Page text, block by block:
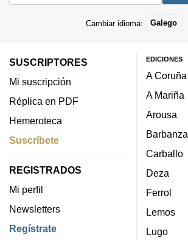
Cambiar idioma: Galego
SUSCRIPTORES
Mi suscripción
Réplica en PDF
Hemeroteca
Suscríbete
REGISTRADOS
Mi perfil
Newsletters
Regístrate
EDICIONES
A Coruña
A Mariña
Arousa
Barbanza
Carballo
Deza
Ferrol
Lemos
Lugo